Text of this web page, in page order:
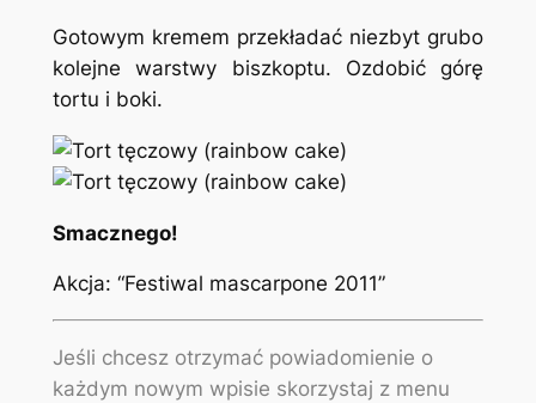
Gotowym kremem przekładać niezbyt grubo
kolejne warstwy biszkoptu. Ozdobić górę
tortu i boki.
Smacznego!
Akcja: “Festiwal mascarpone 2011”
Jeśli chcesz otrzymać powiadomienie o
każdym nowym wpisie skorzystaj z menu